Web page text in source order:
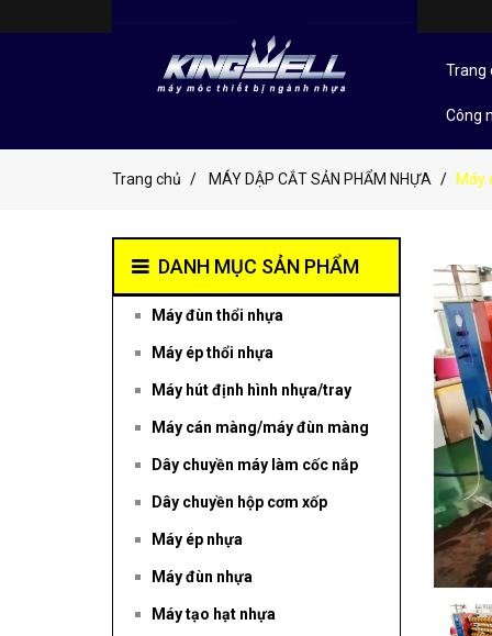
Trang
Công
Trang chủ MÁY DẬP CẮT SẢN PHẨM NHỰA Máy
DANH MỤC SẢN PHẨM
Máy đùn thổi nhựa
Máy ép thổi nhựa
Máy hút định hình nhựa/tray
Máy cán màng/máy đùn màng
Dây chuyền máy làm cốc nắp
Dây chuyền hộp cơm xốp
Máy ép nhựa
Máy đùn nhựa
Máy tạo hạt nhựa